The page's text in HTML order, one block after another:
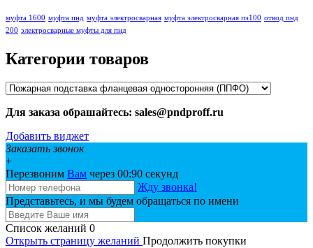
муфта 1600 муфта пнд муфта электросварная муфта электросварная пэ100 отвод пнд
200 электросварные муфты для пнд
Категории товаров
Для заказа обрашайтесь: sales@pndproff.ru
Добавить виджет
Заказать звонок
+
Перезвоним Вам через 00:90 секунд
Жду звонка!
Представьтесь, и мы будем обращаться по имени
Список желаний 0
Открыть страницу желаний Продолжить покупки